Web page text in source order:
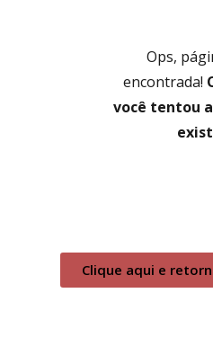
Ops,
encontrada!
você tentou
Clique aqui e